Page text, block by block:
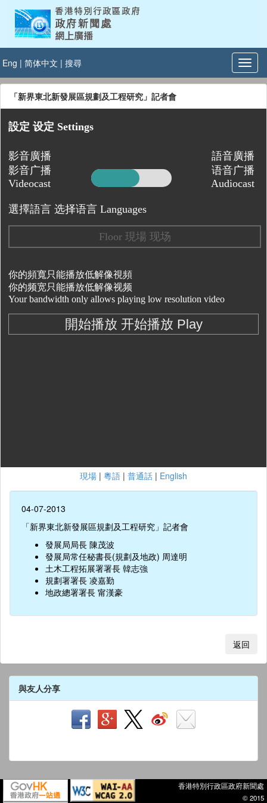
Eng | 简体中文 | 搜尋
「新界東北新發展區規劃及工程研究」記者會
現場 | 粵語 | 普通話 | English
04-07-2013
「新界東北新發展區規劃及工程研究」記者會
發展局局長 陳茂波
發展局常任秘書長(規劃及地政) 周達明
土木工程拓展署署長 韓志強
規劃署署長 凌嘉勤
地政總署署長 甯漢豪
返回
與友人分享
香港特別行政區政府新聞處
© 2015